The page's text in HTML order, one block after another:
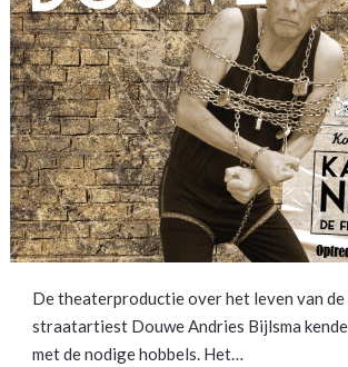
De theaterproductie over het leven van de
straatartiest Douwe Andries Bijlsma
met de nodige hobbels. Het…